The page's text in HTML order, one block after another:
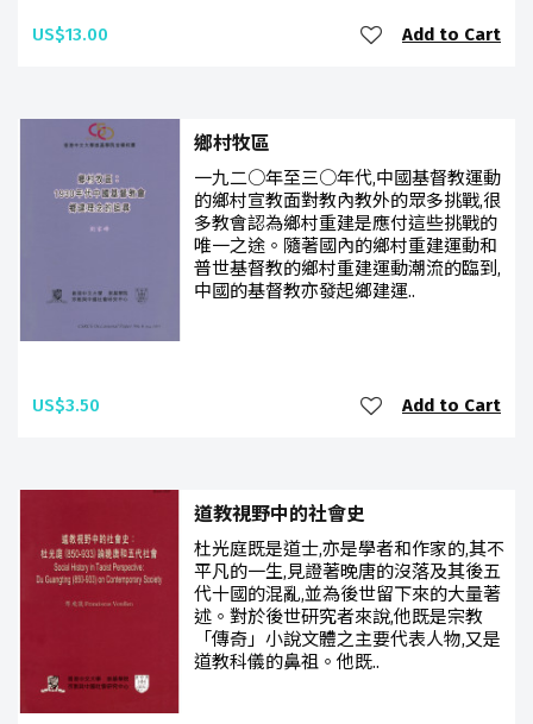
US$13.00 Add to Cart
鄉村牧區
一九二○年至三○年代,中國基督教運動
的鄉村宣教面對教內教外的眾多挑戰,很
多教會認為鄉村重建是應付這些挑戰的
唯一之途。隨著國內的鄉村重建運動和
普世基督教的鄉村重建運動潮流的臨到,
中國的基督教亦發起鄉建運..
US$3.50 Add to Cart
道教視野中的社會史
杜光庭既是道士,亦是學者和作家的,其不
平凡的一生,見證著晚唐的沒落及其後五
代十國的混亂,並為後世留下來的大量著
述。對於後世研究者來說,他既是宗教
「傳奇」小說文體之主要代表人物,又是
道教科儀的鼻祖。他既..